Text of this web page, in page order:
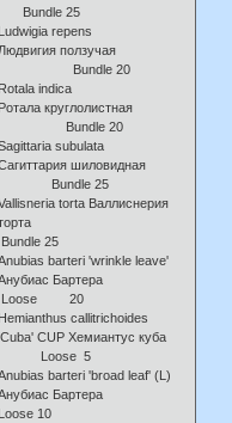
Bundle 25
Ludwigia repens
Людвигия ползучая
Bundle 20
Rotala indica
Ротала круглолистная
Bundle 20
subulata
шиловидная
Bundle 25
torta Валлиснерия
Bundle 25
barteri 'wrinkle leave'
Бартера
Loose 20
Hemianthus callitrichoides
CUP Хемиантус куба
Loose 5
barteri 'broad leaf' (L)
Бартера
Loose 10